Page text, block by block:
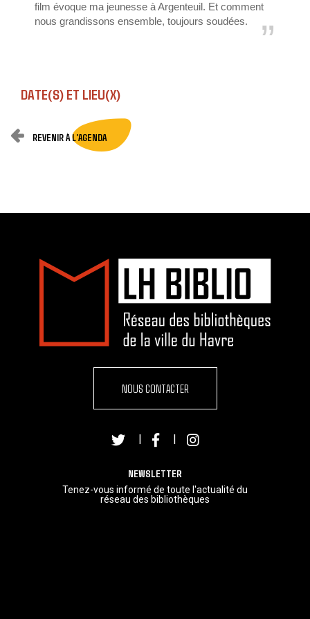
film évoque ma jeunesse à Argenteuil. Et comment
nous grandissons ensemble, toujours soudées.
DATE(S) ET LIEU(X)
REVENIR À L'AGENDA
NOUS CONTACTER
NEWSLETTER
Tenez-vous informé de toute l'actualité du
réseau des bibliothèques